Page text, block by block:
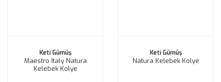
Keti Gümüş
Maestro Italy Natura
Kelebek Kolye
Keti Gümüş
Natura Kelebek Kolye